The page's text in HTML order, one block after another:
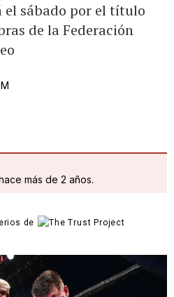
sábado por el título
de la Federación
más de 2 años.
de